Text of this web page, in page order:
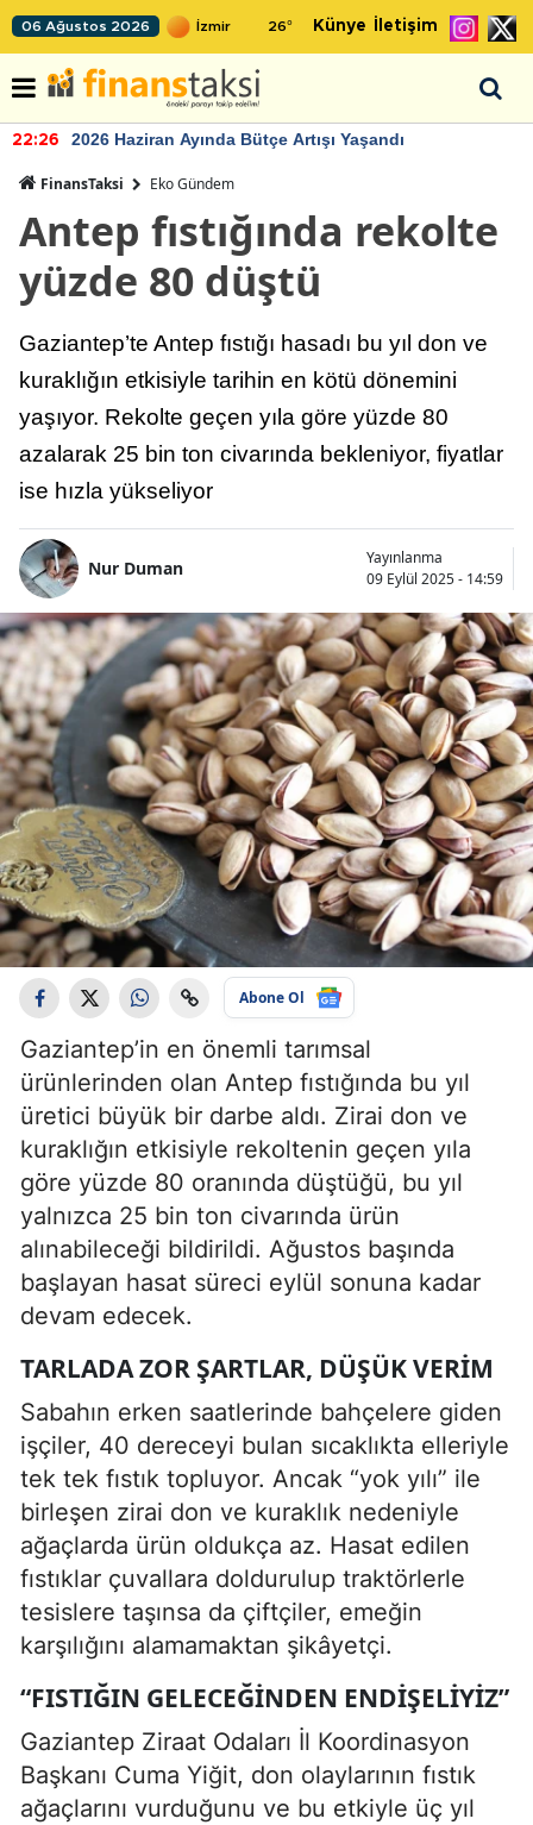
06 Ağustos 2026 26° Künye İletişim
22:26 2026 Haziran Ayında Bütçe Artışı Yaşandı
FinansTaksi Eko Gündem
Antep fıstığında rekolte
yüzde 80 düştü
Gaziantep’te Antep fıstığı hasadı bu yıl don ve
kuraklığın etkisiyle tarihin en kötü dönemini
yaşıyor. Rekolte geçen yıla göre yüzde 80
azalarak 25 bin ton civarında bekleniyor, fiyatlar
ise hızla yükseliyor
Nur Duman
Yayınlanma
09 Eylül 2025 - 14:59
Abone Ol
Gaziantep’in en önemli tarımsal
ürünlerinden olan Antep fıstığında bu yıl
üretici büyük bir darbe aldı. Zirai don ve
kuraklığın etkisiyle rekoltenin geçen yıla
göre yüzde 80 oranında düştüğü, bu yıl
yalnızca 25 bin ton civarında ürün
alınabileceği bildirildi. Ağustos başında
başlayan hasat süreci eylül sonuna kadar
devam edecek.
TARLADA ZOR ŞARTLAR, DÜŞÜK VERIM
Sabahın erken saatlerinde bahçelere giden
işçiler, 40 dereceyi bulan sıcaklıkta elleriyle
tek tek fıstık topluyor. Ancak “yok yılı” ile
birleşen zirai don ve kuraklık nedeniyle
ağaçlarda ürün oldukça az. Hasat edilen
fıstıklar çuvallara doldurulup traktörlerle
tesislere taşınsa da çiftçiler, emeğin
karşılığını alamamaktan şikâyetçi.
“FISTIĞIN GELECEĞINDEN ENDIŞELIYIZ”
Gaziantep Ziraat Odaları İl Koordinasyon
Başkanı Cuma Yiğit, don olaylarının fıstık
ağaçlarını vurduğunu ve bu etkiyle üç yıl